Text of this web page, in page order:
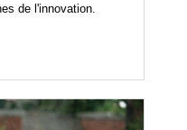
de l'innovation.